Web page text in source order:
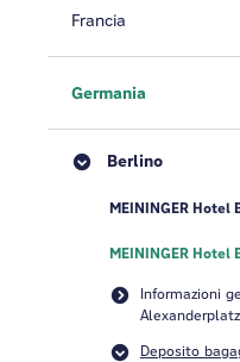
Francia
Germania
Berlino
MEININGER Hotel
MEININGER
Informazioni
Alexanderplatz
Deposito